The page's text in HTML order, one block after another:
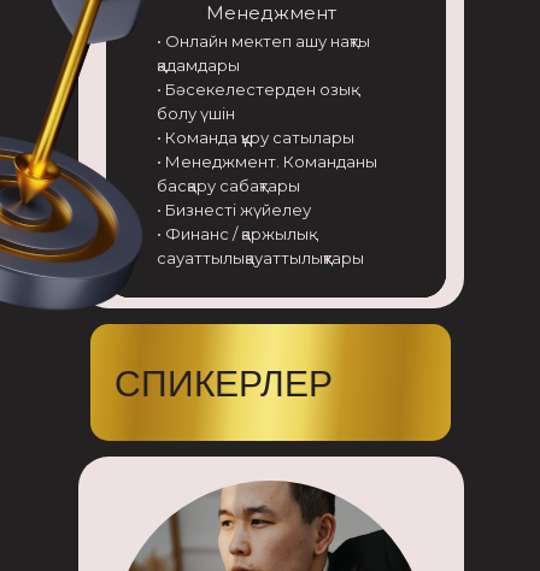
Менеджмент
• Онлайн мектеп ашу нақты
қадамдары
• Бәсекелестерден озық
болу үшін
• Команда құру сатылары
• Менеджмент. Команданы
басқару сабақтары
• Бизнесті жүйелеу
• Финанс / қаржылық
сауаттылықауаттылыққтары
СПИКЕРЛЕР